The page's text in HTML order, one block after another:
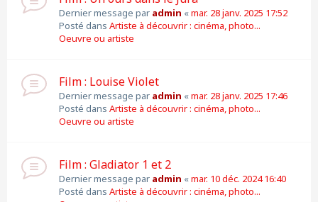
Dernier message par admin «mar. 28 janv. 2025 17:52
Posté dans Artiste à découvrir : cinéma, photo...
Oeuvre ou artiste
Film : Louise Violet
Dernier message par admin «mar. 28 janv. 2025 17:46
Posté dans Artiste à découvrir : cinéma, photo...
Oeuvre ou artiste
Film : Gladiator 1 et 2
Dernier message par admin «mar. 10 déc. 2024 16:40
Posté dans Artiste à découvrir : cinéma, photo...